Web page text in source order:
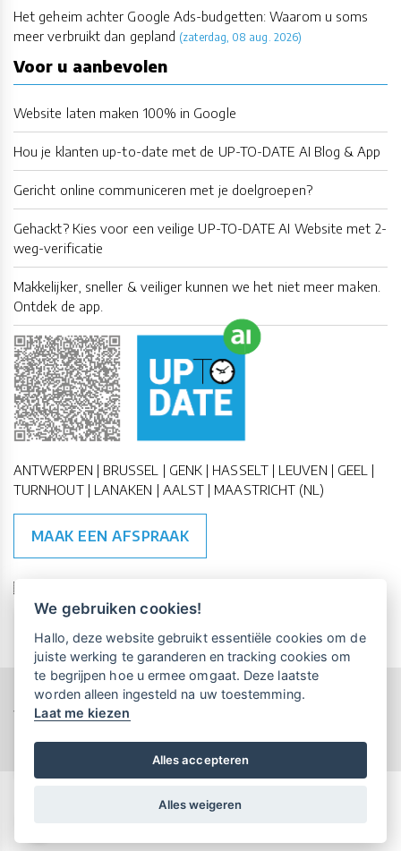
Het geheim achter Google Ads-budgetten: Waarom u soms
meer verbruikt dan gepland (zaterdag, 08 aug. 2026)
Voor u aanbevolen
Website laten maken 100% in Google
Hou je klanten up-to-date met de UP-TO-DATE AI Blog & App
Gericht online communiceren met je doelgroepen?
Gehackt? Kies voor een veilige UP-TO-DATE AI Website met 2-
weg-verificatie
Makkelijker, sneller & veiliger kunnen we het niet meer maken.
Ontdek de app.
ANTWERPEN | BRUSSEL | GENK | HASSELT | LEUVEN | GEEL |
TURNHOUT | LANAKEN | AALST | MAASTRICHT (NL)
MAAK EEN AFSPRAAK
🇪🇺 🇧🇪
Copyright All Rights Reserved © 2015-2026 UP-TO-DATE
WebDesign
Privacy & Cookies
Locations Algemene Voorwaarden
We gebruiken cookies!
Hallo, deze website gebruikt essentiële cookies om de
juiste werking te garanderen en tracking cookies om
te begrijpen hoe u ermee omgaat. Deze laatste
worden alleen ingesteld na uw toestemming.
Laat me kiezen
Alles accepteren
Alles weigeren
Vrijblijvende kennismaking?Boek
een persoonlijke demo.
Maandelijks gratis opleidingen